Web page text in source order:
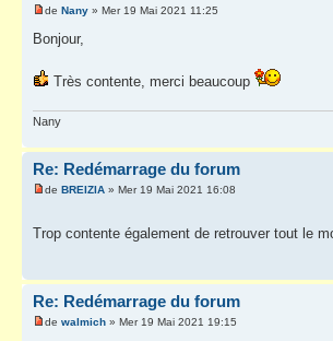
de Nany » Mer 19 Mai 2021 11:25
Bonjour,
Très contente, merci beaucoup
Nany
Re: Redémarrage du forum
de BREIZIA » Mer 19 Mai 2021 16:08
Trop contente également de retrouver tout le
Re: Redémarrage du forum
de walmich » Mer 19 Mai 2021 19:15